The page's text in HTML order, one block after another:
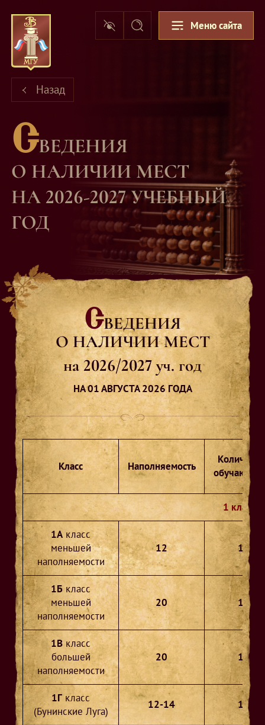
Меню сайта
Назад
СВЕДЕНИЯ
О НАЛИЧИИ МЕСТ
НА 2026-2027 УЧЕБНЫЙ
ГОД
СВЕДЕНИЯ
О НАЛИЧИИ МЕСТ
на 2026/2027 уч. год
НА 01 АВГУСТА 2026 ГОДА
Класс Наполняемость
1 классы
1Акласс
меньшей
наполняемости
12 10
1Б класс
меньшей
наполняемости
20 18
1В класс
большей
наполняемости
20 17
1Г класс
(Бунинские Луга)
12-14 14